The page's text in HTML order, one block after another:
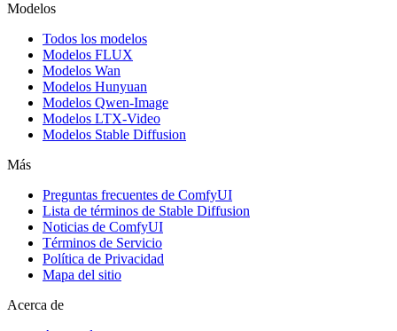
Modelos
Todos los modelos
Modelos FLUX
Modelos Wan
Modelos Hunyuan
Modelos Qwen-Image
Modelos LTX-Video
Modelos Stable Diffusion
Más
Preguntas frecuentes de ComfyUI
Lista de términos de Stable Diffusion
Noticias de ComfyUI
Términos de Servicio
Política de Privacidad
Mapa del sitio
Acerca de